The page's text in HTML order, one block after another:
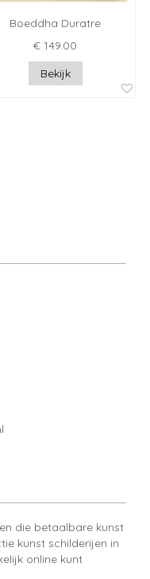
Boeddha Duratre
€ 149.00
Bekijk
die betaalbare kunst
kunst schilderijen in
online kunt